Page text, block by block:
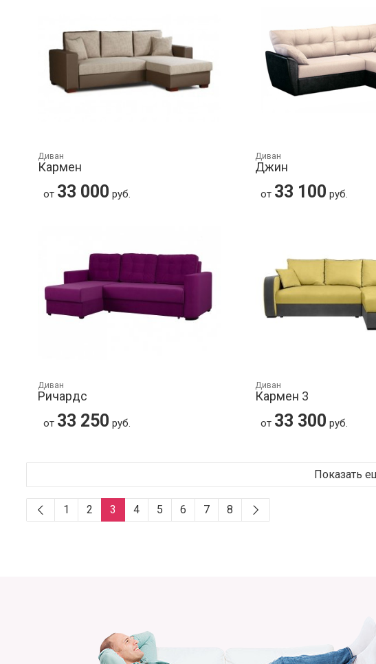
Диван
Кармен
от 33 000 руб.
Диван
Джин
от 33 100 руб.
Диван
Ричардс
от 33 250 руб.
Диван
Кармен 3
от 33 300 руб.
Показать
1 2 3 4 5 6 7 8